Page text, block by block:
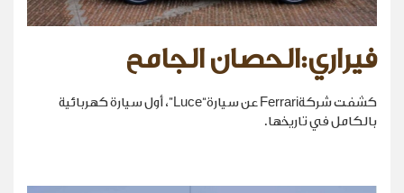
فيراري:الحصان الجامح
كشفت شركةFerrari عن سيارة“Luce”، أول سيارة كهربائية
بالكامل في تاريخها.